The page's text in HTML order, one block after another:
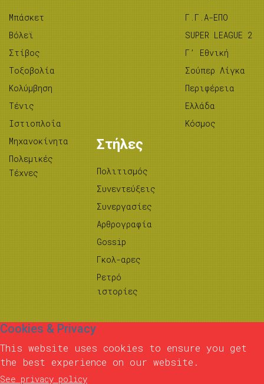
Μπάσκετ
Βόλεϊ
Στίβος
Tοξοβολία
Κολύμβηση
Τένις
Ιστιοπλοΐα
Μηχανοκίνητα
Πολεμικές
Τέχνες
Γ.Γ.Α-ΕΠΟ
SUPER LEAGUE 2
Γ’ Εθνική
Σούπερ Λίγκα
Περιφέρεια
Ελλάδα
Κόσμος
Στήλες
Πολιτισμός
Συνεντεύξεις
Συνεργασίες
Αρθρογραφία
Gossip
Γκολ-αρες
Ρετρό
ιστορίες
Cookies & Privacy
This website uses cookies to ensure you get
the best experience on our website.
See privacy policy